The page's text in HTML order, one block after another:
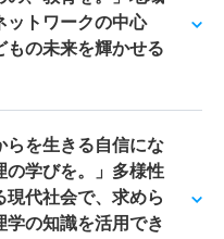
ットワークの中心
もの未来を輝かせる
らを生きる自信にな
の学びを。」多様性
現代社会で、求めら
学の知識を活用でき